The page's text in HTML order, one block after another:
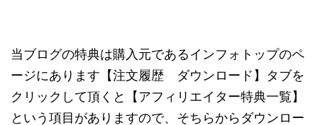
当ブログの特典は購入元であるインフォトップのペ
ージにあります【注文履歴 ダウンロード】タブを
クリックして頂くと【アフィリエイター特典一覧】
という項目がありますので、そちらからダウンロー